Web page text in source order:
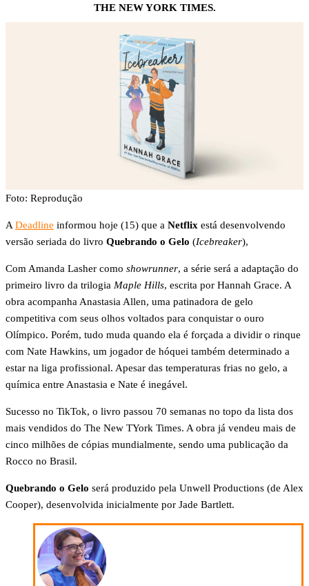
THE NEW YORK TIMES.
Foto: Reprodução
A Deadline informou hoje (15) que a Netflix está desenvolvendo
versão seriada do livro Quebrando o Gelo (Icebreaker),
Com Amanda Lasher como showrunner, a série será a adaptação do
primeiro livro da trilogia Maple Hills, escrita por Hannah Grace. A
obra acompanha Anastasia Allen, uma patinadora de gelo
competitiva com seus olhos voltados para conquistar o ouro
Olímpico. Porém, tudo muda quando ela é forçada a dividir o rinque
com Nate Hawkins, um jogador de hóquei também determinado a
estar na liga profissional. Apesar das temperaturas frias no gelo, a
química entre Anastasia e Nate é inegável.
Sucesso no TikTok, o livro passou 70 semanas no topo da lista dos
mais vendidos do The New TYork Times. A obra já vendeu mais de
cinco milhões de cópias mundialmente, sendo uma publicação da
Rocco no Brasil.
Quebrando o Gelo será produzido pela Unwell Productions (de Alex
Cooper), desenvolvida inicialmente por Jade Bartlett.